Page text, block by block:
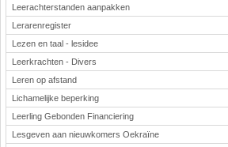
Leerachterstanden aanpakken
Lerarenregister
Lezen en taal - lesidee
Leerkrachten - Divers
Leren op afstand
Lichamelijke beperking
Leerling Gebonden Financiering
Lesgeven aan nieuwkomers Oekraïne